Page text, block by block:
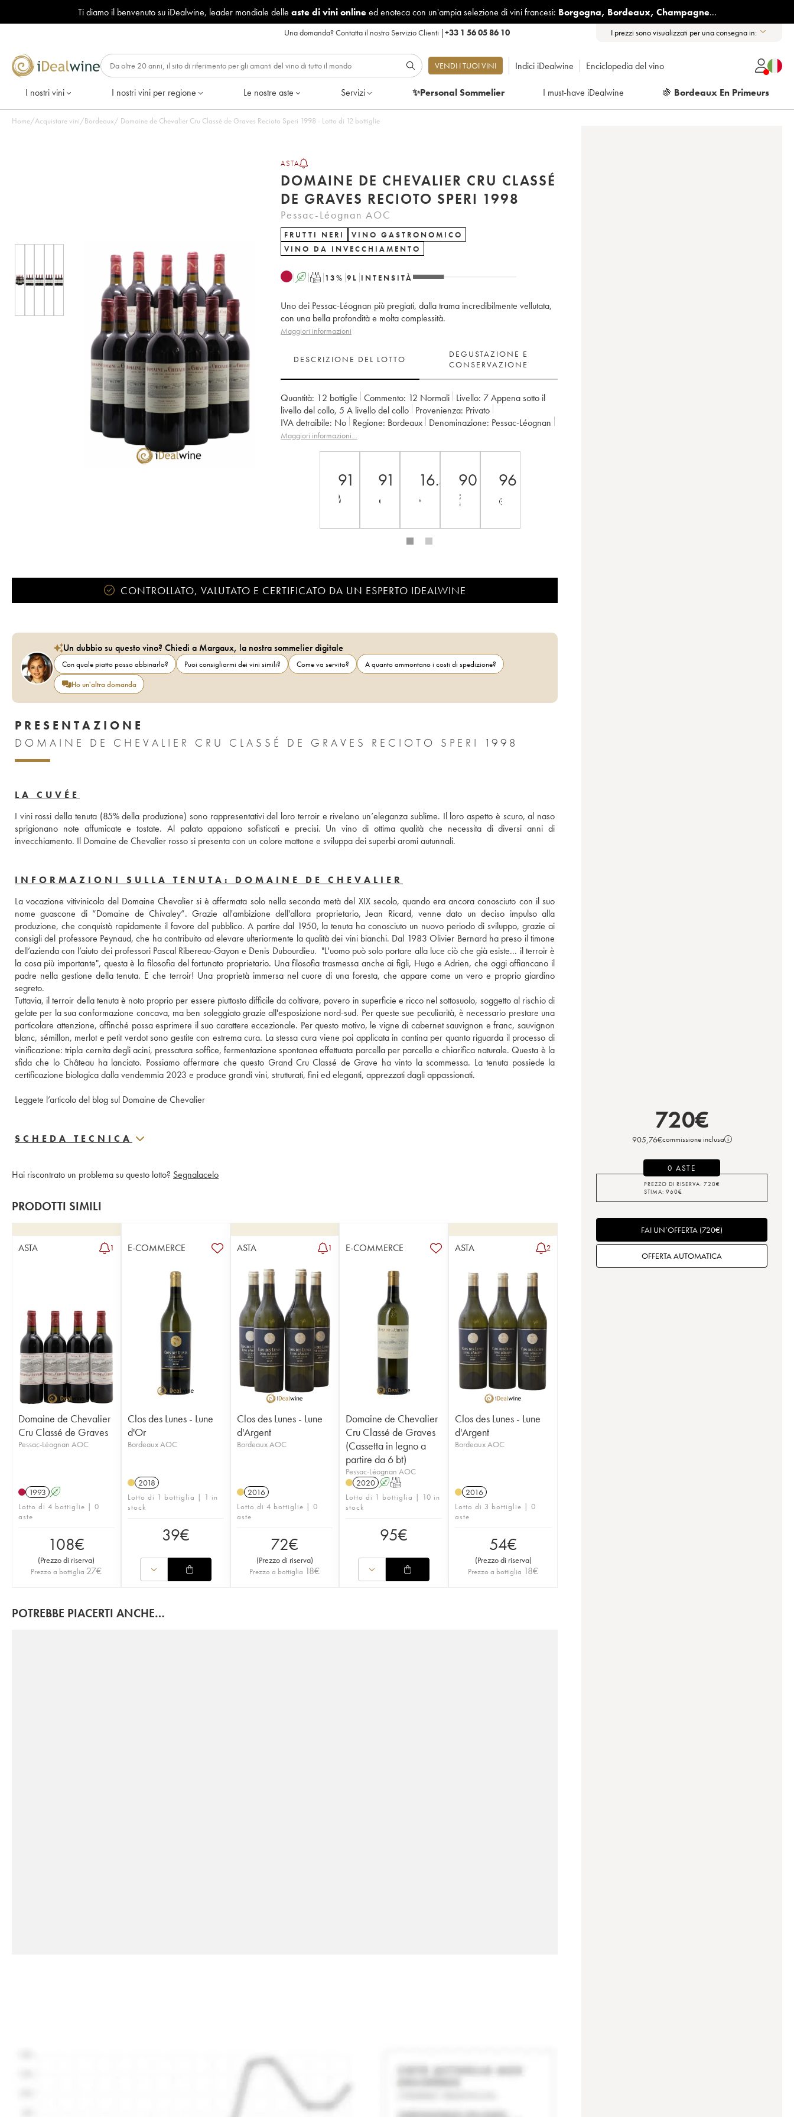
Ti diamo il benvenuto su iDealwine, leader mondiale delle aste di vini onlineed enoteca con un'ampia selezione di vini francesi: Borgogna, Bordeaux, Champagne...
Una domanda?Contatta il nostro Servizio Clienti |+33 1 56 05 86 10 I prezzi sono visualizzati per una consegna in:
VENDI I TUOI VINI Indici iDealwine Enciclopedia del vino
I nostri vini I nostri vini per regione Le nostre aste Servizi ✨Personal Sommelier I must-have iDealwine 🍇 Bordeaux En Primeurs
Home/Acquistare vini/Bordeaux/ Domaine de Chevalier Cru Classé de Graves Recioto Speri 1998 - Lotto di 12 bottiglie
ASTA
DOMAINE DE CHEVALIER CRU CLASSÉ
DE GRAVES RECIOTO SPERI 1998
Pessac-Léognan AOC
FRUTTI NERI
VINO GASTRONOMICO
VINO DA INVECCHIAMENTO
A T 13% 9 L INTENSITÀ
Uno dei Pessac-Léognan più pregiati, dalla trama incredibilmente vellutata,
con una bella profondità e molta complessità.
Maggiori informazioni
DESCRIZIONE DEL LOTTO
DEGUSTAZIONE E
CONSERVAZIONE
Quantità: 12 bottiglie Commento: 12 Normali Livello: 7Appena sotto il
livello del collo, 5 A livello del collo Provenienza:
privato
IVA detraibile:
no Regione: Bordeaux Denominazione: Pessac-Léognan
Classificazione:
Cru Classé de Graves
Maggiori informazioni…
91 91 16.5 90 96
CONTROLLATO, VALUTATO E CERTIFICATO DA UN ESPERTO IDEALWINE
Un dubbio su questo vino? Chiedi a Margaux, la nostra sommelier digitale
Con quale piatto posso abbinarlo? Puoi consigliarmi dei vini simili? Come va servito?
A quanto ammontano i costi di spedizione?
Ho un'altra domanda
PRESENTAZIONE
DOMAINE DE CHEVALIER CRU CLASSÉ DE GRAVES RECIOTO SPERI 1998
LA CUVÉE
I vini rossi della tenuta (85% della produzione) sono rappresentativi del loro terroir e rivelano un’eleganza sublime. Il loro aspetto è scuro, al naso
sprigionano note affumicate e tostate. Al palato appaiono sofisticati e precisi. Un vino di ottima qualità che necessita di diversi anni di
invecchiamento. Il Domaine de Chevalier rosso si presenta con un colore mattone e sviluppa dei superbi aromi autunnali.
INFORMAZIONI SULLA TENUTA: DOMAINE DE CHEVALIER
La vocazione vitivinicola del Domaine Chevalier si è affermata solo nella seconda metà del XIX secolo, quando era ancora conosciuto con il suo
nome guascone di “Domaine de Chivaley”. Grazie all'ambizione dell'allora proprietario, Jean Ricard, venne dato un deciso impulso alla
produzione, che conquistò rapidamente il favore del pubblico. A partire dal 1950, la tenuta ha conosciuto un nuovo periodo di sviluppo, grazie ai
consigli del professore Peynaud, che ha contribuito ad elevare ulteriormente la qualità dei vini bianchi. Dal 1983 Olivier Bernard ha preso il timone
dell’azienda con l’aiuto dei professori Pascal Ribereau-Gayon e Denis Dubourdieu.  "L'uomo può solo portare alla luce ciò che già esiste... il terroir è
la cosa più importante", questa è la filosofia del fortunato proprietario. Una filosofia trasmessa anche ai figli, Hugo e Adrien, che oggi affiancano il
padre nella gestione della tenuta. E che terroir! Una proprietà immersa nel cuore di una foresta, che appare come un vero e proprio giardino
segreto.
Tuttavia, il terroir della tenuta è noto proprio per essere piuttosto difficile da coltivare, povero in superficie e ricco nel sottosuolo, soggetto al rischio di
gelate per la sua conformazione concava, ma ben soleggiato grazie all'esposizione nord-sud. Per queste sue peculiarità, è necessario prestare una
particolare attenzione, affinché possa esprimere il suo carattere eccezionale. Per questo motivo, le vigne di cabernet sauvignon e franc, sauvignon
blanc, sémillon, merlot e petit verdot sono gestite con estrema cura. La stessa cura viene poi applicata in cantina per quanto riguarda il processo di
vinificazione: tripla cernita degli acini, pressatura soffice, fermentazione spontanea effettuata parcella per parcella e chiarifica naturale. Questa è la
sfida che lo Château ha lanciato. Possiamo affermare che questo Grand Cru Classé de Grave ha vinto la scommessa. La tenuta possiede la
certificazione biologica dalla vendemmia 2023 e produce grandi vini, strutturati, fini ed eleganti, apprezzati dagli appassionati.
Leggete l’articolo del blog sul Domaine de Chevalier
SCHEDA TECNICA
Hai riscontrato un problema su questo lotto? Segnalacelo
PRODOTTI SIMILI
ASTA 1
Domaine de Chevalier
Cru Classé de Graves
Pessac-Léognan AOC
1993 A
Lotto di 4 bottiglie | 0
aste
108€
(Prezzo di riserva)
Prezzo a bottiglia 27€
E-COMMERCE
Clos des Lunes - Lune
d'Or
Bordeaux AOC
2018
Lotto di 1 bottiglia | 1 in
stock
39€
ASTA 1
Clos des Lunes - Lune
d'Argent
Bordeaux AOC
2016
Lotto di 4 bottiglie | 0
aste
72€
(Prezzo di riserva)
Prezzo a bottiglia 18€
E-COMMERCE
Domaine de Chevalier
Cru Classé de Graves
(Cassetta in legno a
partire da 6 bt)
Pessac-Léognan AOC
2020 AT
Lotto di 1 bottiglia | 10 in
stock
95€
ASTA 2
Clos des Lunes - Lune
d'Argent
Bordeaux AOC
2016
Lotto di 3 bottiglie | 0
aste
54€
(Prezzo di riserva)
Prezzo a bottiglia 18€
POTREBBE PIACERTI ANCHE…
720€
905,76€commissione inclusa
0 ASTE
PREZZO DI RISERVA: 720€
STIMA: 960€
FAI UN’OFFERTA (720€)
OFFERTA AUTOMATICA